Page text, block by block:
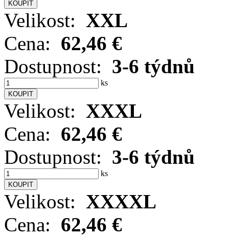
Velikost: XXL
Cena: 62,46 €
Dostupnost: 3-6 týdnů
ks
Velikost: XXXL
Cena: 62,46 €
Dostupnost: 3-6 týdnů
ks
Velikost: XXXXL
Cena: 62,46 €